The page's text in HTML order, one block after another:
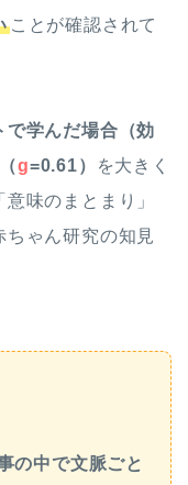
ことが確認されて
で学んだ場合（効
g=0.61）
を大きく
味のまとまり」
ちゃん研究の知見
の中で文脈ごと